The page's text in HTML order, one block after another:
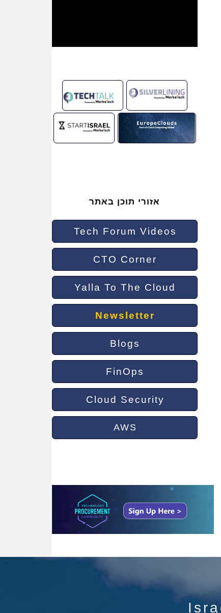
אזורי תוכן באתר
Tech Forum Videos
CTO Corner
Yalla To The Cloud
Newsletter
Blogs
FinOps
Cloud Security
AWS